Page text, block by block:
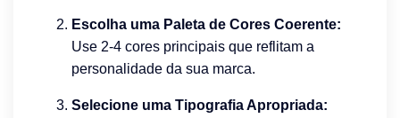
Escolha uma Paleta de Cores Coerente:
Use 2-4 cores principais que reflitam a
personalidade da sua marca.
Selecione uma Tipografia Apropriada: